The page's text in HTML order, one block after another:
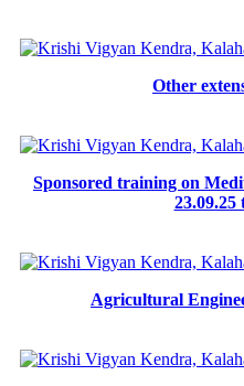
Other
Sponsored training on
23.09.25
Agricultural